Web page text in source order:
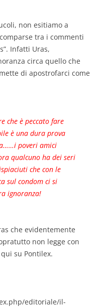
non esitiamo a
tra i commenti
Infatti Uras,
circa quello che
di apostrofarci come
che è peccato fare
è una dura prova
poveri amici
qualcuno ha dei seri
che con le
sul condom ci si
ignoranza!
che evidentemente
non legge con
su Pontilex.
editoriale/il-